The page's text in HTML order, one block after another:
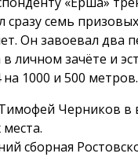
сразу семь
Он завоевал два
личном зачёте и
1000 и 500 метров.
Черников в
сборная